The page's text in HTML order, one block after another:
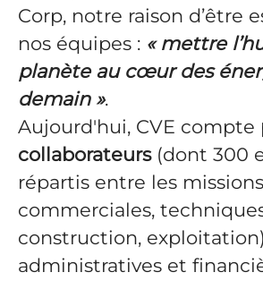
Corp, notre raison d’être
nos équipes : « mettre
planète au cœur des
demain ».
Aujourd'hui, CVE compte
collaborateurs(dont 300
répartis entre les missions
commerciales,
construction,
administratives et